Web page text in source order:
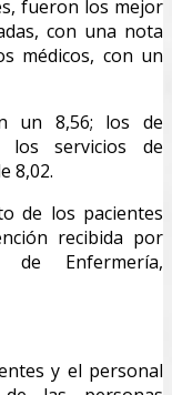
fueron los mejor
con una nota
médicos, con un
un 8,56; los de
los servicios de
8,02.
de los pacientes
recibida por
Enfermería,
y el personal